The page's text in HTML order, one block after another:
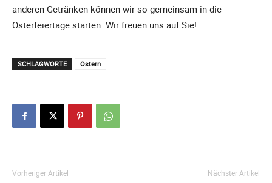
anderen Getränken können wir so gemeinsam in die
Osterfeiertage starten. Wir freuen uns auf Sie!
SCHLAGWORTE Ostern
Vorheriger Artikel Nächster Artikel